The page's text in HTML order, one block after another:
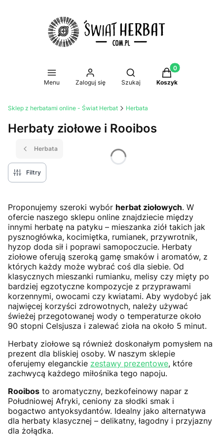
Menu Zaloguj się
Otwórz wyszukiwarkę
Szukaj
Produkty w
Koszyk
Sklep z herbatami online - Świat Herbat Herbata
Herbaty ziołowe i Rooibos
Herbata
Filtry
Proponujemy szeroki wybór herbat ziołowych. W
ofercie naszego sklepu online znajdziecie między
innymi herbatę na patyku – mieszanka ziół takich jak
pysznogłówka, kocimiętka, rumianek, przywrotnik,
hyzop doda sił i poprawi samopoczucie. Herbaty
ziołowe oferują szeroką gamę smaków i aromatów, z
których każdy może wybrać coś dla siebie. Od
klasycznych mieszanki rumianku, melisy czy mięty po
bardziej egzotyczne kompozycje z przyprawami
korzennymi, owocami czy kwiatami. Aby wydobyć jak
najwięcej korzyści zdrowotnych, należy używać
świeżej przegotowanej wody o temperaturze około
90 stopni Celsjusza i zalewać zioła na około 5 minut.
Herbaty ziołowe są również doskonałym pomysłem na
prezent dla bliskiej osoby. W naszym sklepie
oferujemy eleganckie zestawy prezentowe, które
zachwycą każdego miłośnika tego napoju.
Rooibos to aromatyczny, bezkofeinowy napar z
Południowej Afryki, ceniony za słodki smak i
bogactwo antyoksydantów. Idealny jako alternatywa
dla herbaty klasycznej – delikatny, łagodny i przyjazny
dla żołądka.